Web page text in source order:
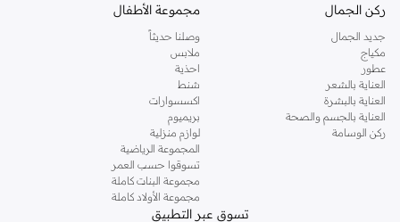
ركن الجمال
جديد الجمال
مكياج
عطور
العناية بالشعر
العناية بالبشرة
العناية بالجسم والصحة
ركن الوسامة
مجموعة الأطفال
وصلنا حديثاً
ملابس
احذية
شنط
اكسسوارات
بريميوم
لوازم منزلية
المجموعة الرياضية
تسوقوا حسب العمر
مجموعة البنات كاملة
مجموعة الأولاد كاملة
تسوق عبر التطبيق